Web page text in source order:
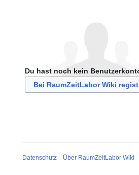
Du hast noch kein
Bei RaumZeitLabor Wiki
Datenschutz Über RaumZeitLabor Wiki